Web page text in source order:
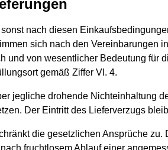
nach diesen
sich nach den Vereinbarungen
und von wesentlicher Bedeutung für
gemäß Ziffer VI. 4.
jegliche drohende Nichteinhaltung
Der Eintritt des Lieferverzugs
die gesetzlichen Ansprüche
fruchtlosem Ablauf einer